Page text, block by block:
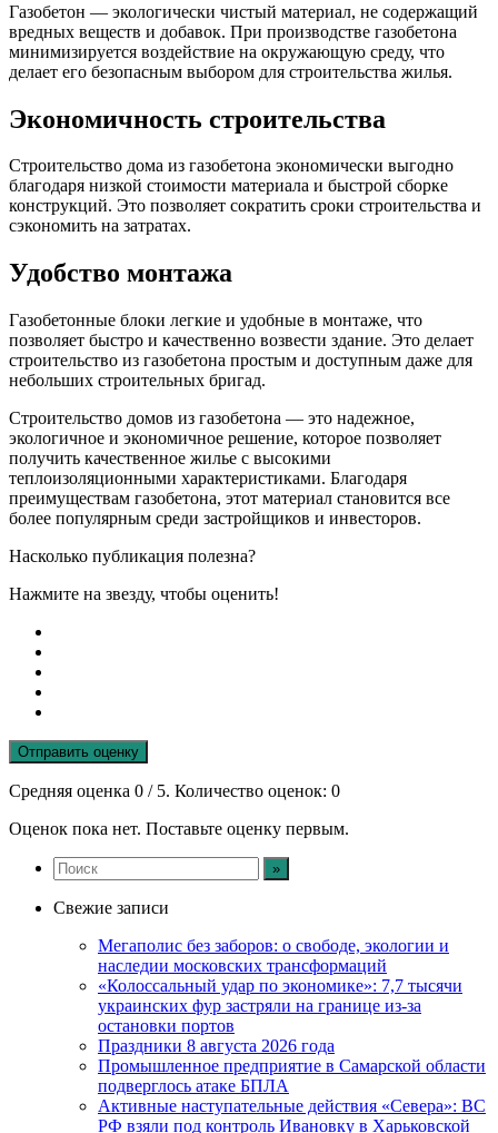
Газобетон — экологически чистый материал, не содержащий
вредных веществ и добавок. При производстве газобетона
минимизируется воздействие на окружающую среду, что
делает его безопасным выбором для строительства жилья.
Экономичность строительства
Строительство дома из газобетона экономически выгодно
благодаря низкой стоимости материала и быстрой сборке
конструкций. Это позволяет сократить сроки строительства и
сэкономить на затратах.
Удобство монтажа
Газобетонные блоки легкие и удобные в монтаже, что
позволяет быстро и качественно возвести здание. Это делает
строительство из газобетона простым и доступным даже для
небольших строительных бригад.
Строительство домов из газобетона — это надежное,
экологичное и экономичное решение, которое позволяет
получить качественное жилье с высокими
теплоизоляционными характеристиками. Благодаря
преимуществам газобетона, этот материал становится все
более популярным среди застройщиков и инвесторов.
Насколько публикация полезна?
Нажмите на звезду, чтобы оценить!
Отправить оценку
Средняя оценка 0 / 5. Количество оценок: 0
Оценок пока нет. Поставьте оценку первым.
Свежие записи
Мегаполис без заборов: о свободе, экологии и
наследии московских трансформаций
«Колоссальный удар по экономике»: 7,7 тысячи
украинских фур застряли на границе из-за
остановки портов
Праздники 8 августа 2026 года
Промышленное предприятие в Самарской области
подверглось атаке БПЛА
Активные наступательные действия «Севера»: ВС
РФ взяли под контроль Ивановку в Харьковской